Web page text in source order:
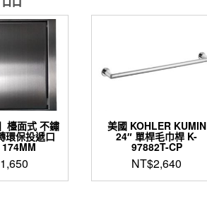
檯面式 不鏽
環保投遞口
1,650
美國 KOHLER KUMIN
24″ 單桿毛巾桿 K-
97882T-CP
NT$2,640